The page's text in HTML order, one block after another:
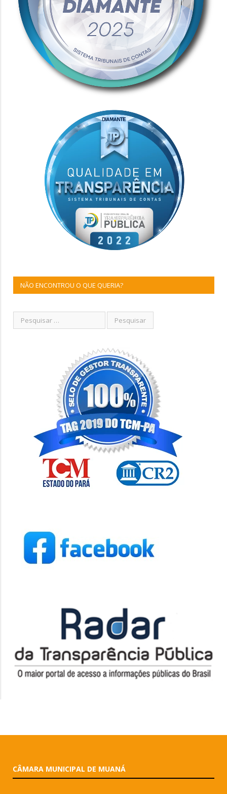
NÃO ENCONTROU O QUE QUERIA?
CÂMARA MUNICIPAL DE MUANÁ